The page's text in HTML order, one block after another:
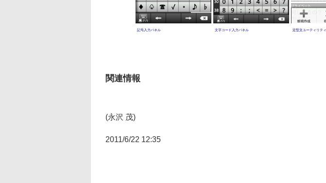
記号入力パネル 文字コード入力パネル 定型文ユーティリティ
関連情報
(永沢 茂)
2011/6/22 12:35